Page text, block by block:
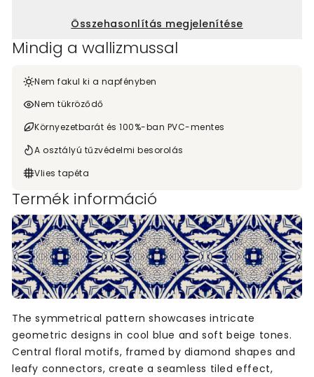
Összehasonlítás megjelenítése
Mindig a wallizmussal
Nem fakul ki a napfényben
Nem tükröződő
Környezetbarát és 100%-ban PVC-mentes
A osztályú tűzvédelmi besorolás
Vlies tapéta
Termék információ
The symmetrical pattern showcases intricate
geometric designs in cool blue and soft beige tones.
Central floral motifs, framed by diamond shapes and
leafy connectors, create a seamless tiled effect,